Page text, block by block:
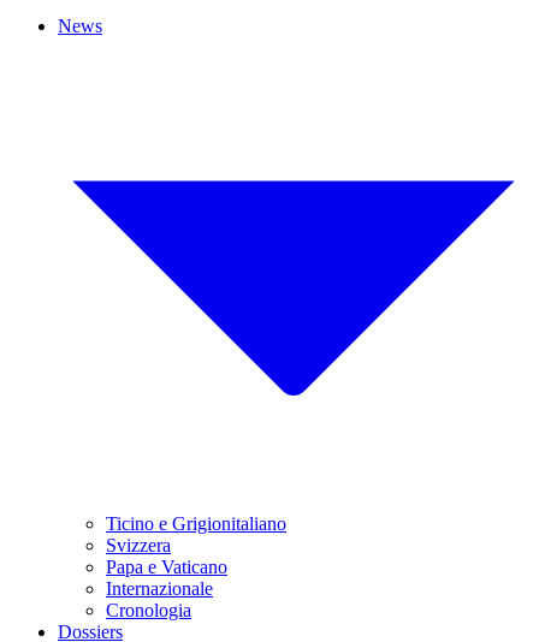
News
Ticino e Grigionitaliano
Svizzera
Papa e Vaticano
Internazionale
Cronologia
Dossiers